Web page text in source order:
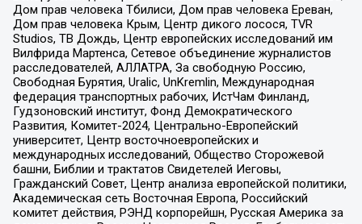
Дом прав человека Тбилиси, Дом прав человека Ереван,
Дом прав человека Крым, Центр дикого лосося, TVR
Studios, ТВ Дождь, Центр европейских исследований им
Вилфрида Мартенса, Сетевое объединение журналистов
расследователей, АЛЛАТРА, За свободную Россию,
Свободная Бурятия, Uralic, UnKremlin, Международная
федерация транспортных рабочих, ИстЧам Финланд,
Гудзоновский институт, Фонд Демократического
Развития, Комитет-2024, Центрально-Европейский
университет, Центр восточноевропейских и
международных исследований, Общество Сторожевой
башни, Библии и трактатов Свидетелей Иеговы,
Гражданский Совет, Центр анализа европейской политики,
Академическая сеть Восточная Европа, Российский
комитет действия, РЭНД корпорейшн, Русская Америка за